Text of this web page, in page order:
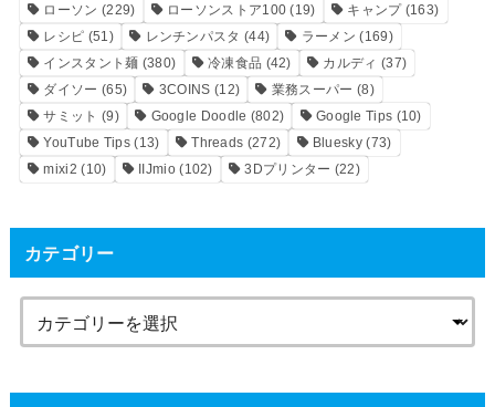
ローソン (229) ローソンストア100 (19) キャンプ(163)
レシピ (51) レンチンパスタ (44) ラーメン (169)
インスタント麺 (380) 冷凍食品 (42) カルディ (37)
ダイソー (65) 3COINS (12) 業務スーパー (8)
サミット (9) Google Doodle (802) Google Tips (10)
YouTube Tips (13) Threads (272) Bluesky(73)
mixi2 (10) IIJmio(102) 3Dプリンター (22)
カテゴリー